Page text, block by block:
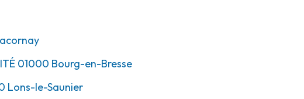
01000 Bourg-en-Bresse
Lons-le-Saunier